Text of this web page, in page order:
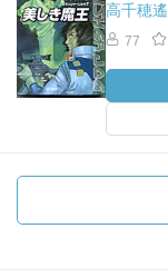
高千穂遙
77